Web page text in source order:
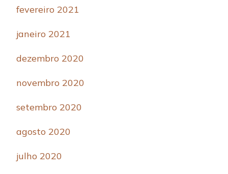
fevereiro 2021
janeiro 2021
dezembro 2020
novembro 2020
setembro 2020
agosto 2020
julho 2020